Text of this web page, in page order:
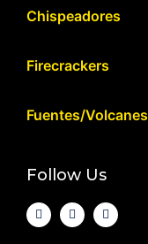
Chispeadores
Firecrackers
Fuentes/Volcanes
Follow Us